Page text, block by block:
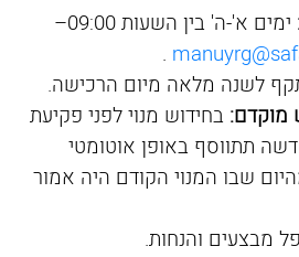
ימים א'-ה' בין השעות 09:00–
.
לשנה מלאה מיום הרכישה.
מוקדם: בחידוש מנוי לפני פקיעת
תתווסף באופן אוטומטי
שבו המנוי הקודם היה אמור
מבצעים והנחות.